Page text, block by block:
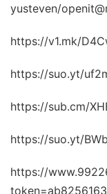
yusteven/
https://v1.mk/
https://suo.yt/
https://sub.cm/
https://suo.yt/
https://